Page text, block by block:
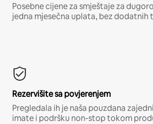
Posebne cijene za smještaje za
jedna mjesečna uplata, bez dodatnih
Rezervišite sa povjerenjem
Pregledala ih je naša pouzdana
imate i podršku non-stop tokom